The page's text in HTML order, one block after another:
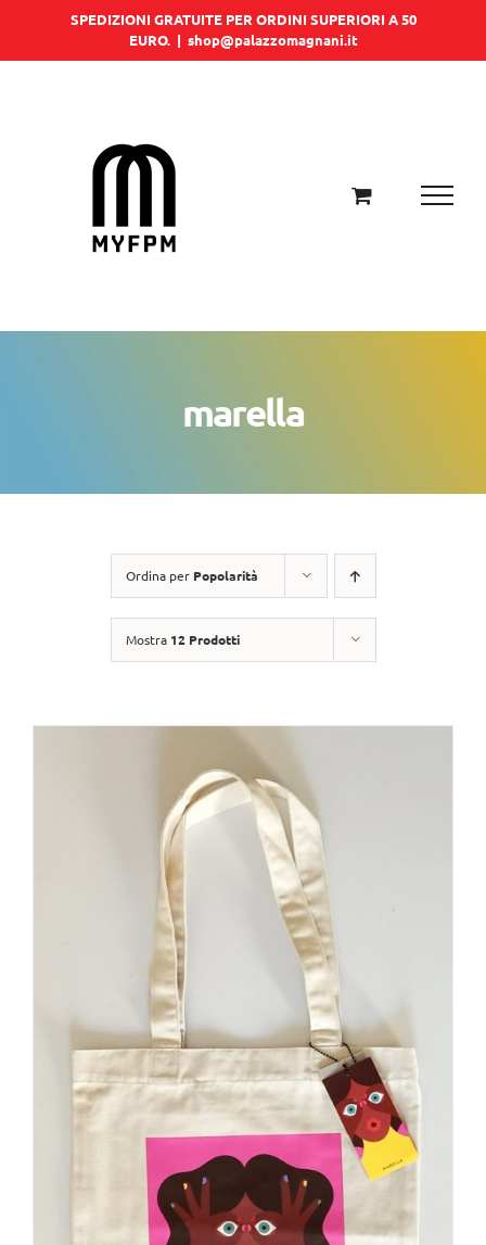
SPEDIZIONI GRATUITE PER ORDINI SUPERIORI A 50
EURO. | shop@palazzomagnani.it
marella
Ordina per Popolarità
Mostra 12 Prodotti